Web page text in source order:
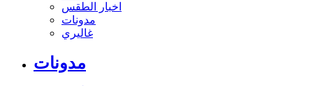
اخبار الطقس
مدونات
غاليري
مدونات